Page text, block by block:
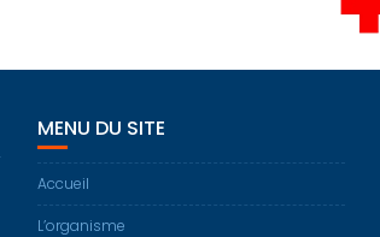
MENU DU SITE
Accueil
L’organisme